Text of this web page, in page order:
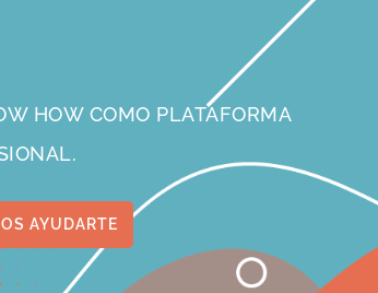
HOW COMO PLATAFORMA
AYUDARTE